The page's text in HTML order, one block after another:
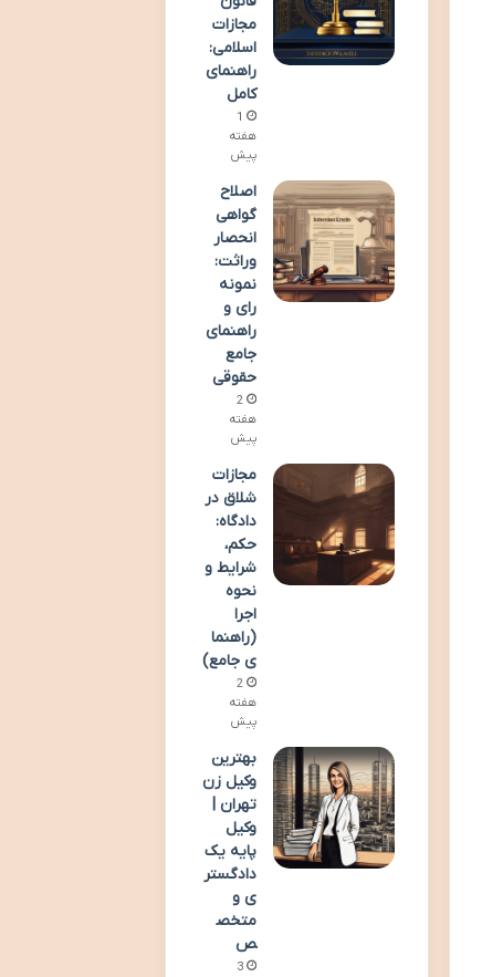
مجازات
اسلامی:
راهنمای
کامل
1
هفته
پیش
اصلاح
گواهی
انحصار
وراثت:
نمونه
رای و
راهنمای
جامع
حقوقی
2
هفته
پیش
مجازات
شلاق در
دادگاه:
حکم،
شرایط و
نحوه
اجرا
(راهنما
ی جامع)
2
هفته
پیش
بهترین
وکیل زن
تهران |
وکیل
پایه یک
دادگستر
ی و
متخص
ص
3